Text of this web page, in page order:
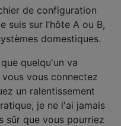
de configuration
suis sur l’hôte A ou B,
domestiques.
quelqu'un va
vous connectez
un ralentissement
je ne l'ai jamais
sûr que vous pourriez